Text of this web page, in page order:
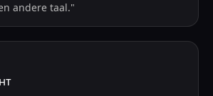
andere taal."